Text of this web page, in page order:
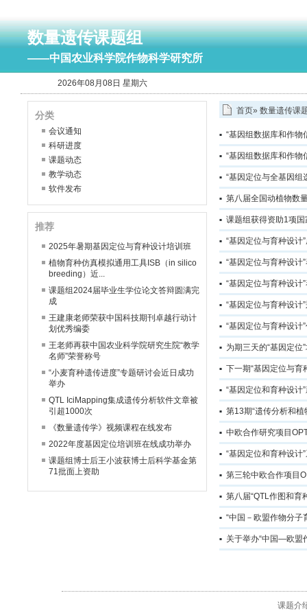
数量遗传课题组
——中国农业科学院作物科学研究所
2026年08月08日 星期六
分类
会议通知
科研进度
课题动态
教学动态
软件发布
推荐
2025年暑期基因定位与育种设计培训班
植物育种仿真模拟通用工具ISB（in silico
breeding）近...
课题组2024届毕业生学位论文答辩圆满完
成
王建康老师荣获中国科技期刊卓越行动计
划优秀编委
王老师再获中国农业科学院研究生院“教学
名师”荣誉称号
“小麦育种遗传进度”专题研讨会近日成功
举办
QTL IciMapping集成遗传分析软件文章被
引超1000次
《数量遗传学》视频课程在线发布
2022年度基因定位培训班在线成功举办
课题组博士后王小波获博士后科学基金第
71批面上资助
首页» 数量遗传课
“基因组数据库和作物
“基因组数据库和作物
“基因定位与全基因组
第八届全国动植物数
课题组获得资助1项
“基因定位与育种设计
“基因定位与育种设计
“基因定位与育种设计
“基因定位与育种设计
“基因定位与育种设计
为期三天的“基因定位
下一期“基因定位与育
“基因定位和育种设计
第13期“遗传分析和
中欧合作研究项目
“基因定位和育种设计
第三轮中欧合作项目
第八届“QTL作图和育
“中国－欧盟作物分子
关于举办“中国—欧盟
课题介